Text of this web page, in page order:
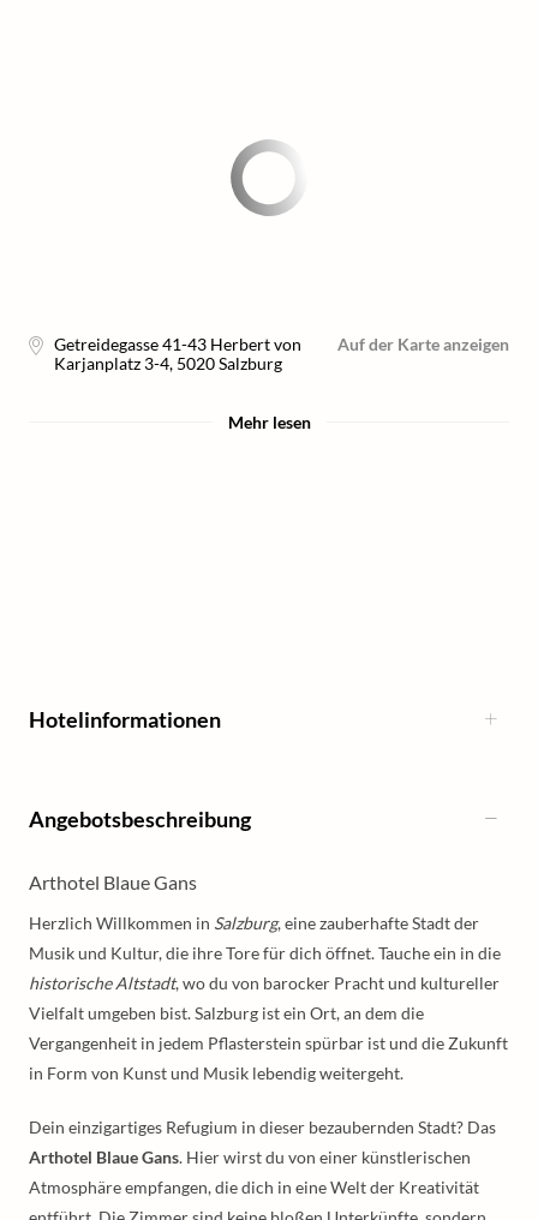
Getreidegasse 41-43 Herbert von
Karjanplatz 3-4, 5020Salzburg
Auf der Karte anzeigen
Mehr lesen
Hotelinformationen
Angebotsbeschreibung
Arthotel Blaue Gans
Herzlich Willkommen in Salzburg, eine zauberhafte Stadt der
Musik und Kultur, die ihre Tore für dich öffnet. Tauche ein in die
historische Altstadt, wo du von barocker Pracht und kultureller
Vielfalt umgeben bist. Salzburg ist ein Ort, an dem die
Vergangenheit in jedem Pflasterstein spürbar ist und die Zukunft
in Form von Kunst und Musik lebendig weitergeht.
Dein einzigartiges Refugium in dieser bezaubernden Stadt? Das
Arthotel Blaue Gans. Hier wirst du von einer künstlerischen
Atmosphäre empfangen, die dich in eine Welt der Kreativität